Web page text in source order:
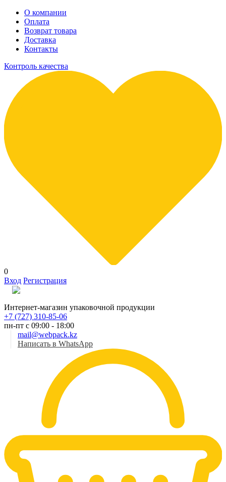
О компании
Оплата
Возврат товара
Доставка
Контакты
Контроль качества
0
Вход Регистрация
Интернет-магазин упаковочной продукции
+7 (727) 310-85-06
пн-пт с 09:00 - 18:00
mail@webpack.kz
Написать в WhatsApp